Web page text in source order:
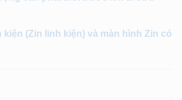
kiện (Zin linh kiện) và màn hình Zin có